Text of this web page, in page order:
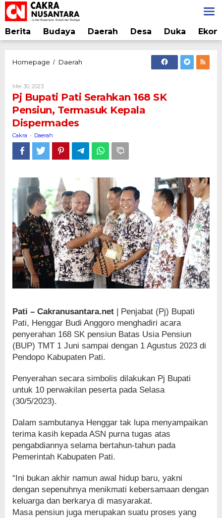
Lewati
ke
konten
Berita Budaya Daerah Desa Duka
Homepage / Daerah
168
SK
Kepala
Dispermades
Mei 30, 2023Oleh
Cakra
Pj Bupati Pati Serahkan 168 SK
Pensiun, Termasuk Kepala
Dispermades
Cakra - Daerah
Pati – Cakranusantara.net | Penjabat (Pj) Bupati
Pati, Henggar Budi Anggoro menghadiri acara
penyerahan 168 SK pensiun Batas Usia Pensiun
(BUP) TMT 1 Juni sampai dengan 1 Agustus 2023 di
Pendopo Kabupaten Pati.
Penyerahan secara simbolis dilakukan Pj Bupati
untuk 10 perwakilan peserta pada Selasa
(30/5/2023).
Dalam sambutanya Henggar tak lupa menyampaikan
terima kasih kepada ASN purna tugas atas
pengabdiannya selama bertahun-tahun pada
Pemerintah Kabupaten Pati.
“Ini bukan akhir namun awal hidup baru, yakni
dengan sepenuhnya menikmati kebersamaan dengan
keluarga dan berkarya di masyarakat.
Masa pensiun juga merupakan suatu proses yang